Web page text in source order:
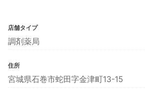
店舗タイプ
調剤薬局
住所
宮城県石巻市蛇田字金津町13-15